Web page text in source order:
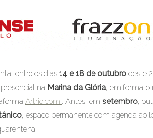
entre os dias 14 e 18 de outubro deste
na Marina da Glória, em formato
Artrio.com . Antes, em setembro,
, espaço permanente com agenda ao